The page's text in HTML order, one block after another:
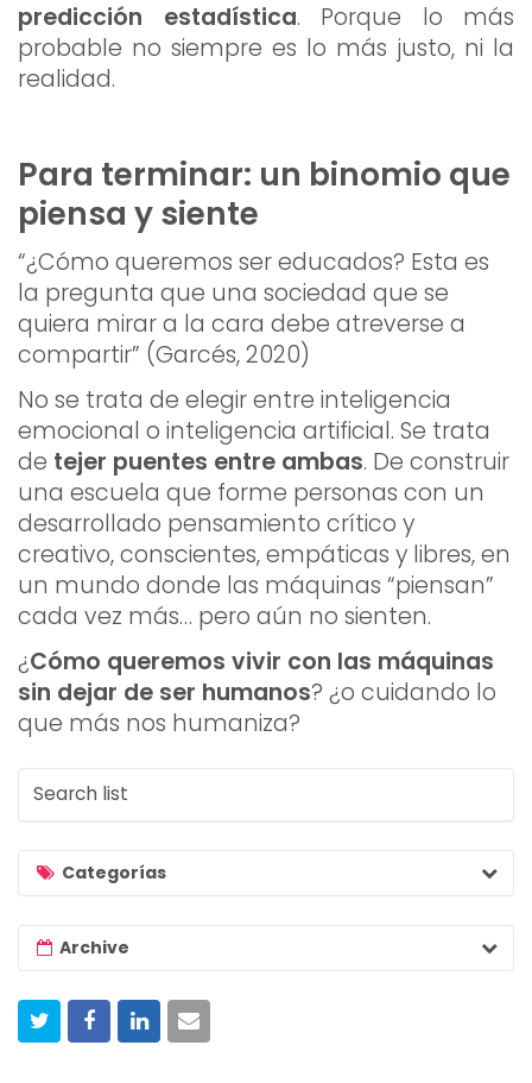
predicción estadística. Porque lo más
probable no siempre es lo más justo, ni la
realidad.
Para terminar: un binomio que
piensa y siente
“¿Cómo queremos ser educados? Esta es
la pregunta que una sociedad que se
quiera mirar a la cara debe atreverse a
compartir” (Garcés, 2020)
No se trata de elegir entre inteligencia
emocional o inteligencia artificial. Se trata
de tejer puentes entre ambas. De construir
una escuela que forme personas con un
desarrollado pensamiento crítico y
creativo, conscientes, empáticas y libres, en
un mundo donde las máquinas “piensan”
cada vez más… pero aún no sienten.
¿Cómo queremos vivir con las máquinas
sin dejar de ser humanos? ¿o cuidando lo
que más nos humaniza?
i
Categorías
Archive